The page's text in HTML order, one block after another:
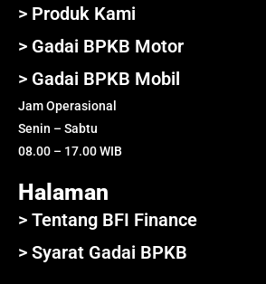
> Produk Kami
> Gadai BPKB Motor
> Gadai BPKB Mobil
Jam Operasional
Senin – Sabtu
08.00 – 17.00 WIB
Halaman
> Tentang BFI Finance
> Syarat Gadai BPKB